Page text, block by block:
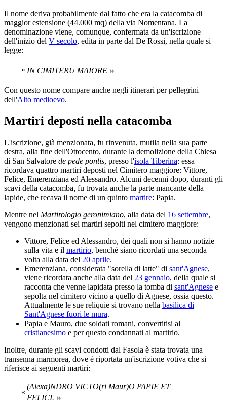
Il nome deriva probabilmente dal fatto che era la catacomba di
maggior estensione (44.000 mq) della via Nomentana. La
denominazione viene, comunque, confermata da un'iscrizione
dell'inizio del V secolo, edita in parte dal De Rossi, nella quale si
legge:
« IN CIMITERU MAIORE »
Con questo nome compare anche negli itinerari per pellegrini
dell'Alto medioevo.
Martiri deposti nella catacomba
L'iscrizione, già menzionata, fu rinvenuta, mutila nella sua parte
destra, alla fine dell'Ottocento, durante la demolizione della Chiesa
di San Salvatore de pede pontis, presso l'isola Tiberina: essa
ricordava quattro martiri deposti nel Cimitero maggiore: Vittore,
Felice, Emerenziana ed Alessandro. Alcuni decenni dopo, duranti gli
scavi della catacomba, fu trovata anche la parte mancante della
lapide, che recava il nome di un quinto martire: Papia.
Mentre nel Martirologio geronimiano, alla data del 16 settembre,
vengono menzionati sei martiri sepolti nel cimitero maggiore:
Vittore, Felice ed Alessandro, dei quali non si hanno notizie
sulla vita e il martirio, benché siano ricordati una seconda
volta alla data del 20 aprile.
Emerenziana, considerata "sorella di latte" di sant'Agnese,
viene ricordata anche alla data del 23 gennaio, della quale si
racconta che venne lapidata presso la tomba di sant'Agnese e
sepolta nel cimitero vicino a quello di Agnese, ossia questo.
Attualmente le sue reliquie si trovano nella basilica di
Sant'Agnese fuori le mura.
Papia e Mauro, due soldati romani, convertitisi al
cristianesimo e per questo condannati al martirio.
Inoltre, durante gli scavi condotti dal Fasola è stata trovata una
transenna marmorea, dove è riportata un'iscrizione votiva che si
riferisce ai seguenti martiri:
«
(Alexa)NDRO VICTO(ri Maur)O PAPIE ET
FELICI. »